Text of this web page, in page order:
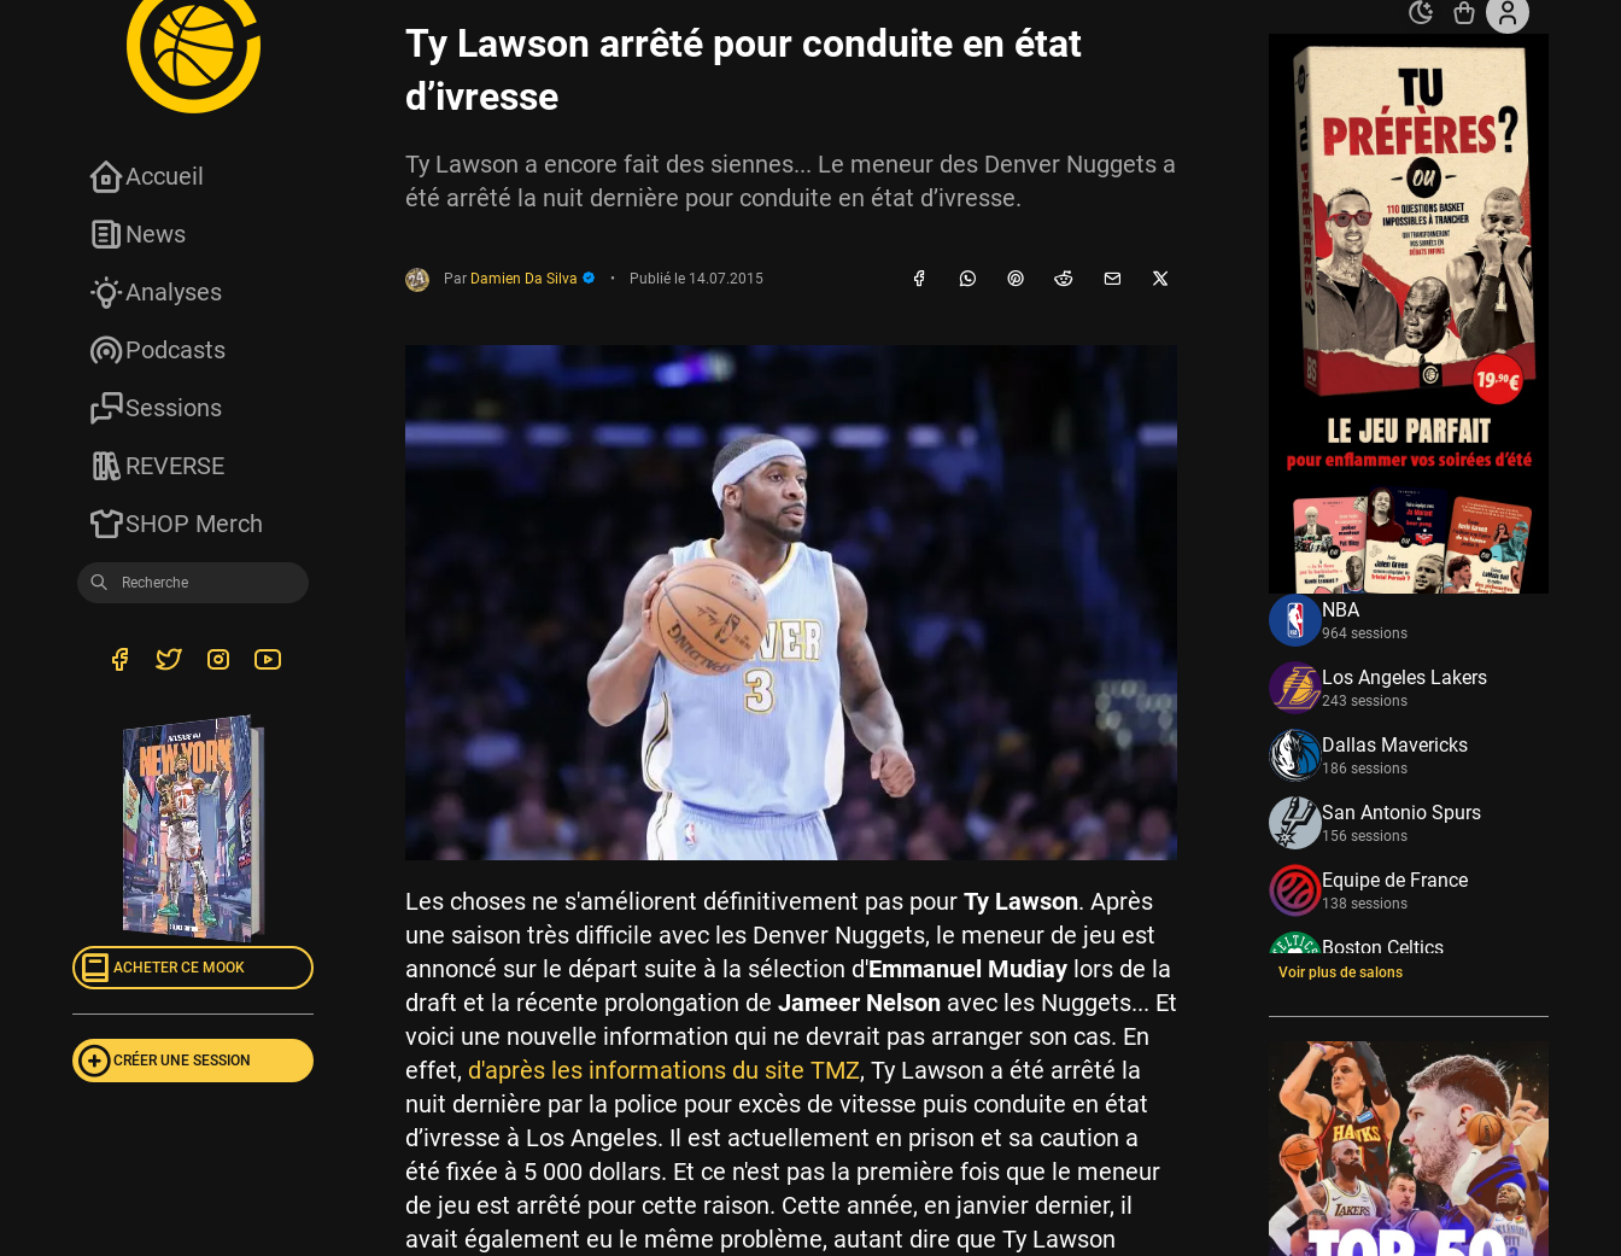
Ty Lawson arrêté pour conduite en état
d’ivresse
Ty Lawson a encore fait des siennes... Le meneur des Denver Nuggets a
été arrêté la nuit dernière pour conduite en état d’ivresse.
Par Damien Da Silva • Publié le 14.07.2015
Les choses ne s'améliorent définitivement pas pour Ty Lawson. Après
une saison très difficile avec les Denver Nuggets, le meneur de jeu est
annoncé sur le départ suite à la sélection d'Emmanuel Mudiay lors de la
draft et la récente prolongation de Jameer Nelson avec les Nuggets... Et
voici une nouvelle information qui ne devrait pas arranger son cas. En
effet, d'après les informations du site TMZ, Ty Lawson a été arrêté la
nuit dernière par la police pour excès de vitesse puis conduite en état
d’ivresse à Los Angeles. Il est actuellement en prison et sa caution a
été fixée à 5 000 dollars. Et ce n'est pas la première fois que le meneur
de jeu est arrêté pour cette raison. Cette année, en janvier dernier, il
avait également eu le même problème, autant dire que Ty Lawson
Accueil
News
Analyses
Podcasts
Sessions
REVERSE
SHOP Merch
ACHETER CE MOOK
CRÉER UNE SESSION
NBA
964 sessions
Los Angeles Lakers
243 sessions
Dallas Mavericks
186 sessions
San Antonio Spurs
156 sessions
Equipe de France
138 sessions
Boston Celtics
133 sessions
New York Knicks
114 sessions
Minnesota Timberwolves
114 sessions
Golden State Warriors
113 sessions
Denver Nuggets
106 sessions
Voir plus de salons